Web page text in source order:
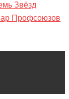
Звёзд
Профсоюзов